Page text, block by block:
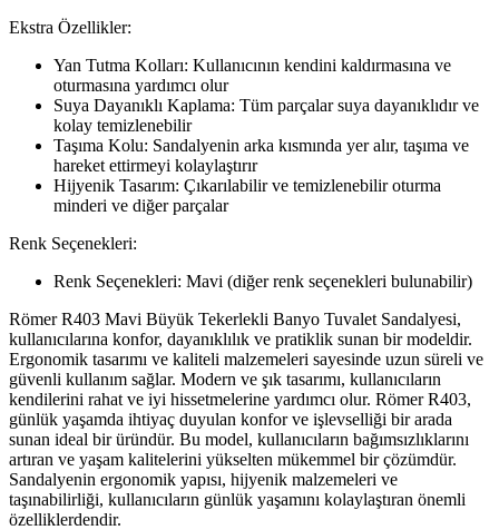
Ekstra Özellikler:
Yan Tutma Kolları: Kullanıcının kendini kaldırmasına ve
oturmasına yardımcı olur
Suya Dayanıklı Kaplama: Tüm parçalar suya dayanıklıdır ve
kolay temizlenebilir
Taşıma Kolu: Sandalyenin arka kısmında yer alır, taşıma ve
hareket ettirmeyi kolaylaştırır
Hijyenik Tasarım: Çıkarılabilir ve temizlenebilir oturma
minderi ve diğer parçalar
Renk Seçenekleri:
Renk Seçenekleri: Mavi (diğer renk seçenekleri bulunabilir)
Römer R403 Mavi Büyük Tekerlekli Banyo Tuvalet Sandalyesi,
kullanıcılarına konfor, dayanıklılık ve pratiklik sunan bir modeldir.
Ergonomik tasarımı ve kaliteli malzemeleri sayesinde uzun süreli ve
güvenli kullanım sağlar. Modern ve şık tasarımı, kullanıcıların
kendilerini rahat ve iyi hissetmelerine yardımcı olur. Römer R403,
günlük yaşamda ihtiyaç duyulan konfor ve işlevselliği bir arada
sunan ideal bir üründür. Bu model, kullanıcıların bağımsızlıklarını
artıran ve yaşam kalitelerini yükselten mükemmel bir çözümdür.
Sandalyenin ergonomik yapısı, hijyenik malzemeleri ve
taşınabilirliği, kullanıcıların günlük yaşamını kolaylaştıran önemli
özelliklerdendir.